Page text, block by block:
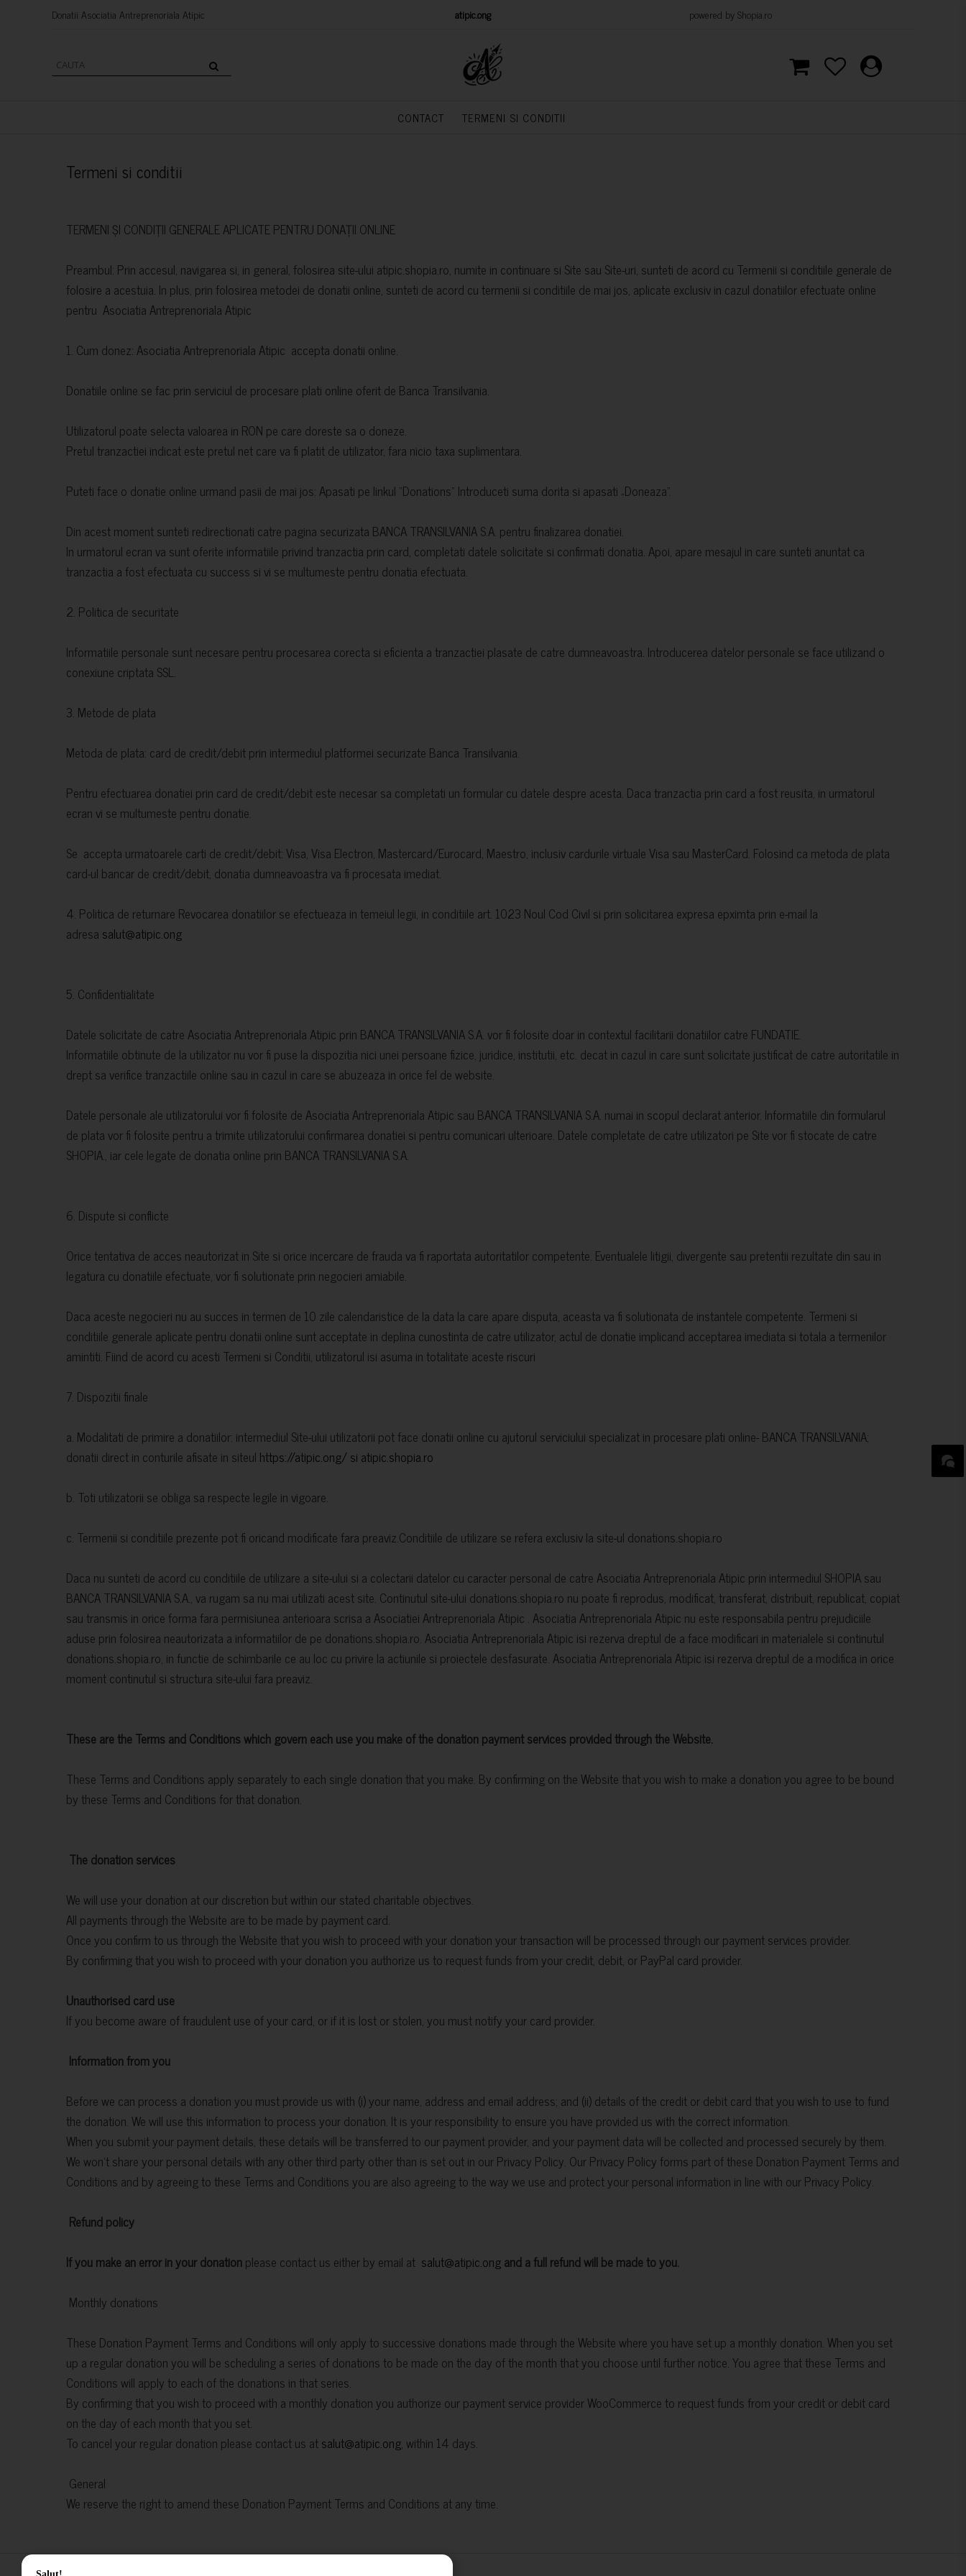
Donatii Asociatia Antreprenoriala Atipic atipic.ong powered by Shopia.ro
CONTACT TERMENI SI CONDITII
Termeni si conditii
TERMENI ȘI CONDIȚII GENERALE APLICATE PENTRU DONAȚII ONLINE
Preambul: Prin accesul, navigarea si, in general, folosirea site-ului atipic.shopia.ro, numite in continuare si Site sau Site-uri, sunteti de acord cu Termenii si conditiile generale de
folosire a acestuia. In plus, prin folosirea metodei de donatii online, sunteti de acord cu termenii si conditiile de mai jos, aplicate exclusiv in cazul donatiilor efectuate online
pentru Asociatia Antreprenoriala Atipic
1. Cum donez: Asociatia Antreprenoriala Atipic accepta donatii online.
Donatiile online se fac prin serviciul de procesare plati online oferit de Banca Transilvania.
Utilizatorul poate selecta valoarea in RON pe care doreste sa o doneze.
Pretul tranzactiei indicat este pretul net care va fi platit de utilizator, fara nicio taxa suplimentara.
Puteti face o donatie online urmand pasii de mai jos: Apasati pe linkul “Donations” Introduceti suma dorita si apasati „Doneaza”.
Din acest moment sunteti redirectionati catre pagina securizata BANCA TRANSILVANIA S.A. pentru finalizarea donatiei.
In urmatorul ecran va sunt oferite informatiile privind tranzactia prin card, completati datele solicitate si confirmati donatia. Apoi, apare mesajul in care sunteti anuntat ca
tranzactia a fost efectuata cu success si vi se multumeste pentru donatia efectuata.
2. Politica de securitate
Informatiile personale sunt necesare pentru procesarea corecta si eficienta a tranzactiei plasate de catre dumneavoastra. Introducerea datelor personale se face utilizand o
conexiune criptata SSL.
3. Metode de plata
Metoda de plata: card de credit/debit prin intermediul platformei securizate Banca Transilvania.
Pentru efectuarea donatiei prin card de credit/debit este necesar sa completati un formular cu datele despre acesta. Daca tranzactia prin card a fost reusita, in urmatorul
ecran vi se multumeste pentru donatie.
Se accepta urmatoarele carti de credit/debit: Visa, Visa Electron, Mastercard/Eurocard, Maestro, inclusiv cardurile virtuale Visa sau MasterCard. Folosind ca metoda de plata
card-ul bancar de credit/debit, donatia dumneavoastra va fi procesata imediat.
4. Politica de returnare Revocarea donatiilor se efectueaza in temeiul legii, in conditiile art. 1023 Noul Cod Civil si prin solicitarea expresa epximta prin e-mail la
adresa salut@atipic.ong
5. Confidentialitate
Datele solicitate de catre Asociatia Antreprenoriala Atipic prin BANCA TRANSILVANIA S.A. vor fi folosite doar in contextul facilitarii donatiilor catre FUNDATIE.
Informatiile obtinute de la utilizator nu vor fi puse la dispozitia nici unei persoane fizice, juridice, institutii, etc. decat in cazul in care sunt solicitate justificat de catre autoritatile in
drept sa verifice tranzactiile online sau in cazul in care se abuzeaza in orice fel de website.
Datele personale ale utilizatorului vor fi folosite de Asociatia Antreprenoriala Atipic sau BANCA TRANSILVANIA S.A. numai in scopul declarat anterior. Informatiile din formularul
de plata vor fi folosite pentru a trimite utilizatorului confirmarea donatiei si pentru comunicari ulterioare. Datele completate de catre utilizatori pe Site vor fi stocate de catre
SHOPIA., iar cele legate de donatia online prin BANCA TRANSILVANIA S.A.
6. Dispute si conflicte
Orice tentativa de acces neautorizat in Site si orice incercare de frauda va fi raportata autoritatilor competente. Eventualele litigii, divergente sau pretentii rezultate din sau in
legatura cu donatiile efectuate, vor fi solutionate prin negocieri amiabile.
Daca aceste negocieri nu au succes in termen de 10 zile calendaristice de la data la care apare disputa, aceasta va fi solutionata de instantele competente. Termeni si
conditiile generale aplicate pentru donatii online sunt acceptate in deplina cunostinta de catre utilizator, actul de donatie implicand acceptarea imediata si totala a termenilor
amintiti. Fiind de acord cu acesti Termeni si Conditii, utilizatorul isi asuma in totalitate aceste riscuri
7. Dispozitii finale
a. Modalitati de primire a donatiilor: intermediul Site-ului utilizatorii pot face donatii online cu ajutorul serviciului specializat in procesare plati online- BANCA TRANSILVANIA;
donatii direct in conturile afisate in siteul https://atipic.ong/si atipic.shopia.ro
b. Toti utilizatorii se obliga sa respecte legile in vigoare.
c. Termenii si conditiile prezente pot fi oricand modificate fara preaviz.Conditiile de utilizare se refera exclusiv la site-ul donations.shopia.ro
Daca nu sunteti de acord cu conditiile de utilizare a site-ului si a colectarii datelor cu caracter personal de catre Asociatia Antreprenoriala Atipic prin intermediul SHOPIA sau
BANCA TRANSILVANIA S.A., va rugam sa nu mai utilizati acest site. Continutul site-ului donations.shopia.ro nu poate fi reprodus, modificat, transferat, distribuit, republicat, copiat
sau transmis in orice forma fara permisiunea anterioara scrisa a Asociatiei Antreprenoriala Atipic . Asociatia Antreprenoriala Atipic nu este responsabila pentru prejudiciile
aduse prin folosirea neautorizata a informatiilor de pe donations.shopia.ro. Asociatia Antreprenoriala Atipic isi rezerva dreptul de a face modificari in materialele si continutul
donations.shopia.ro, in functie de schimbarile ce au loc cu privire la actiunile si proiectele desfasurate. Asociatia Antreprenoriala Atipic isi rezerva dreptul de a modifica in orice
moment continutul si structura site-ului fara preaviz.
These are the Terms and Conditions which govern each use you make of the donation payment services provided through the Website.
These Terms and Conditions apply separately to each single donation that you make. By confirming on the Website that you wish to make a donation you agree to be bound
by these Terms and Conditions for that donation.
The donation services
We will use your donation at our discretion but within our stated charitable objectives.
All payments through the Website are to be made by payment card.
Once you confirm to us through the Website that you wish to proceed with your donation your transaction will be processed through our payment services provider.
By confirming that you wish to proceed with your donation you authorize us to request funds from your credit, debit, or PayPal card provider.
Unauthorised card use
If you become aware of fraudulent use of your card, or if it is lost or stolen, you must notify your card provider.
Information from you
Before we can process a donation you must provide us with (i) your name, address and email address; and (ii) details of the credit or debit card that you wish to use to fund
the donation. We will use this information to process your donation. It is your responsibility to ensure you have provided us with the correct information.
When you submit your payment details, these details will be transferred to our payment provider, and your payment data will be collected and processed securely by them.
We won’t share your personal details with any other third party other than is set out in our Privacy Policy. Our Privacy Policy forms part of these Donation Payment Terms and
Conditions and by agreeing to these Terms and Conditions you are also agreeing to the way we use and protect your personal information in line with our Privacy Policy.
Refund policy
If you make an error in your donationplease contact us either by email at salut@atipic.ongand a full refund will be made to you.
Monthly donations
These Donation Payment Terms and Conditions will only apply to successive donations made through the Website where you have set up a monthly donation. When you set
up a regular donation you will be scheduling a series of donations to be made on the day of the month that you choose until further notice. You agree that these Terms and
Conditions will apply to each of the donations in that series.
By confirming that you wish to proceed with a monthly donation you authorize our payment service provider WooCommerce to request funds from your credit or debit card
on the day of each month that you set.
To cancel your regular donation please contact us atsalut@atipic.ong,within 14 days.
General
We reserve the right to amend these Donation Payment Terms and Conditions at any time.